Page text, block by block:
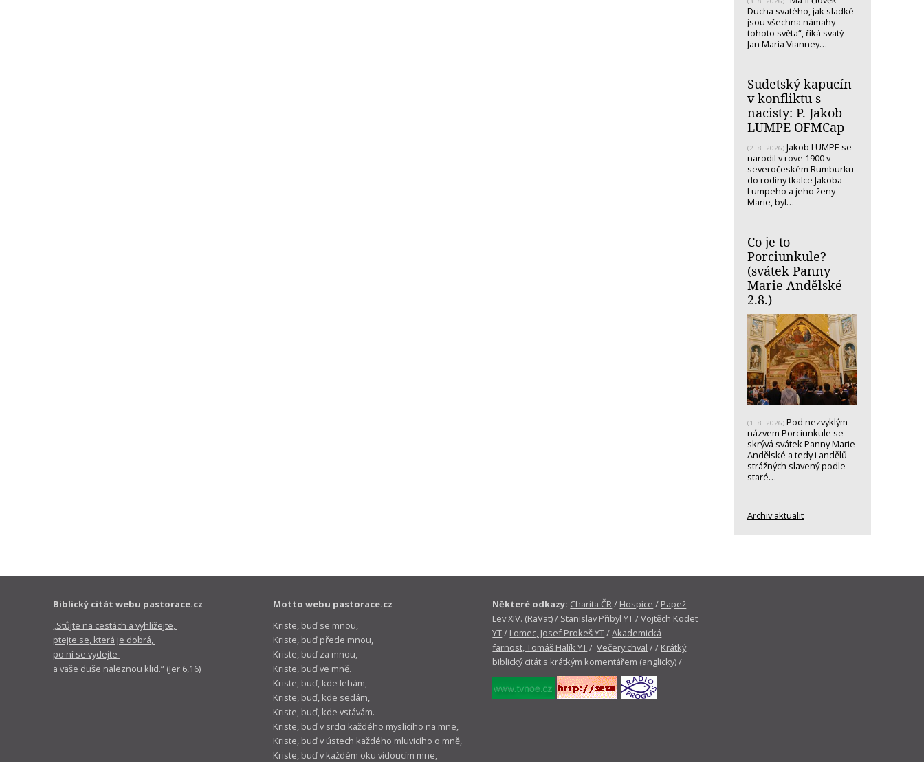
Ducha svatého, jak sladké
jsou všechna námahy
tohoto světa“, říká svatý
Jan Maria Vianney…
Sudetský kapucín
v konfliktu s
nacisty: P. Jakob
LUMPE OFMCap
(2. 8. 2026) Jakob LUMPE se
narodil v rove 1900 v
severočeském Rumburku
do rodiny tkalce Jakoba
Lumpeho a jeho ženy
Marie, byl…
Co je to
Porciunkule?
(svátek Panny
Marie Andělské
2.8.)
(1. 8. 2026) Pod nezvyklým
názvem Porciunkule se
skrývá svátek Panny Marie
Andělské a tedy i andělů
strážných slavený podle
staré…
Archiv aktualit
Biblický citát webu pastorace.cz
„Stůjte na cestách a vyhlížejte,
ptejte se, která je dobrá,
po ní se vydejte
a vaše duše naleznou klid.“ (Jer 6,16)
Motto webu pastorace.cz
Kriste, buď se mnou,
Kriste, buď přede mnou,
Kriste, buď za mnou,
Kriste, buď ve mně.
Kriste, buď, kde lehám,
Kriste, buď, kde sedám,
Kriste, buď, kde vstávám.
Kriste, buď v srdci každého myslícího na mne,
Kriste, buď v ústech každého mluvicího o mně,
Kriste, buď v každém oku vidoucím mne,
Některé odkazy: Charita ČR/ Hospice / Papež
Lev XIV. (RaVat)/ Stanislav Přibyl YT/Vojtěch Kodet
YT/ Lomec, Josef Prokeš YT/Akademická
farnost, Tomáš Halík YT/Večery chval / / Krátký
biblický citát s krátkým komentářem (anglicky)/